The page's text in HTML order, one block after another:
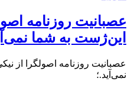
عصبانیت روزنامه
این‌ژست به شما
عصبانیت روزنامه اصولگرا از
نمی‌آید.؛